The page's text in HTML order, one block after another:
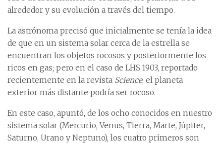
alrededor y su evolución a través del tiempo.
La astrónoma precisó que inicialmente se tenía la idea
de que en un sistema solar cerca de la estrella se
encuentran los objetos rocosos y posteriormente los
ricos en gas; pero en el caso de LHS 1903, reportado
recientemente en la revista Science, el planeta
exterior más distante podría ser rocoso.
En este caso, apuntó, de los ocho conocidos en nuestro
sistema solar (Mercurio, Venus, Tierra, Marte, Júpiter,
Saturno, Urano y Neptuno), los cuatro primeros son